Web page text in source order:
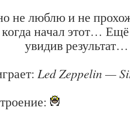
не люблю и не
когда начал этот…
увидив
Led Zeppelin —